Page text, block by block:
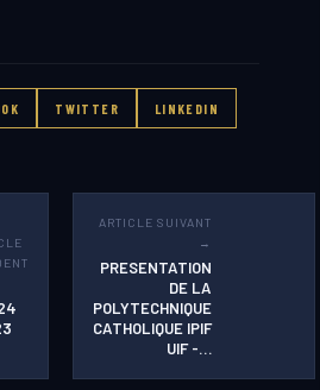
TWITTER LINKEDIN
ARTICLE SUIVANT
→
PRESENTATION
DE LA
POLYTECHNIQUE
CATHOLIQUE IPIF
UIF -…